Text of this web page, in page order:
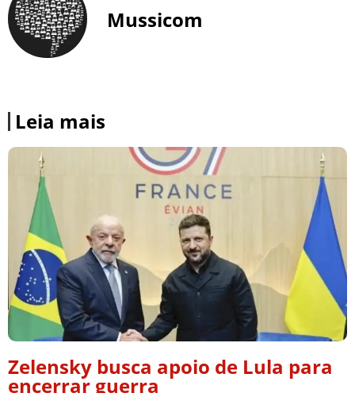
Mussicom
Leia mais
Zelensky busca apoio de Lula para
encerrar guerra